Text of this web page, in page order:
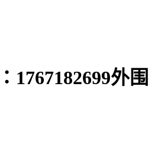
1767182699外围